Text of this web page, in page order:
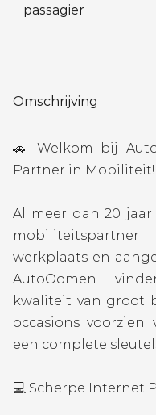
passagier
Omschrijving
🚗 Welkom bij
Partner in Mobiliteit!
Al meer dan 20
werkplaats en
AutoOomen
kwaliteit van groot
occasions
een complete
💻 Scherpe Internet